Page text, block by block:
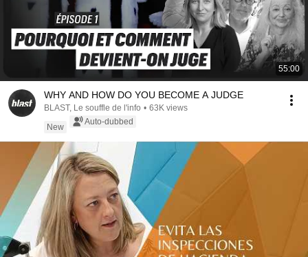
55:00
WHY AND HOW DO YOU BECOME A JUDGE
BLAST, Le souffle de l'info • 63K views
New
Auto-dubbed